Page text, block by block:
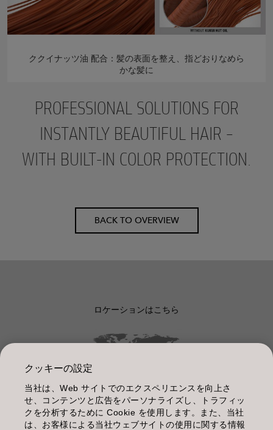
ククイナッツ油 配合：髪の表面を整え、指どおりなめら
かな髪に
PROFESSIONAL SOLUTIONS FOR
INSTANTLY BEAUTIFUL HAIR –
WITH BUILT-IN COLOR PROTECTION.
BACK TO OVERVIEW
ロケーションはこちら
管理情報
利用規約
クッキーの設定
当社は、Web サイトでのエクスペリエンスを向上さ
せ、コンテンツと広告をパーソナライズし、トラフィッ
クを分析するために Cookie を使用します。また、当社
は、お客様による当社ウェブサイトの使用に関する情報